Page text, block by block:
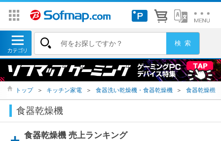
トップ ＞ キッチン家電 ＞ 食器洗い乾燥機・食器乾燥機 ＞ 食器乾燥機
食器乾燥機
食器乾燥機 売上ランキング